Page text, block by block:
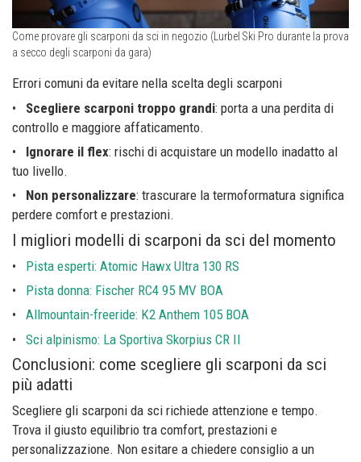
Come provare gli scarponi da sci in negozio (Lurbel Ski Pro durante la prova
a secco degli scarponi da gara)
Errori comuni da evitare nella scelta degli scarponi
• Scegliere scarponi troppo grandi: porta a una perdita di
controllo e maggiore affaticamento.
•
Ignorare il flex: rischi di acquistare un modello inadatto al
tuo livello.
•
Non personalizzare: trascurare la termoformatura significa
perdere comfort e prestazioni.
I migliori modelli di scarponi da sci del momento
• Pista esperti: Atomic Hawx Ultra 130 RS
• Pista donna: Fischer RC4 95 MV BOA
• Allmountain-freeride: K2 Anthem 105 BOA
• Sci alpinismo: La Sportiva Skorpius CR II
Conclusioni: come scegliere gli scarponi da sci
più adatti
Scegliere gli scarponi da sci richiede attenzione e tempo.
Trova il giusto equilibrio tra comfort, prestazioni e
personalizzazione. Non esitare a chiedere consiglio a un